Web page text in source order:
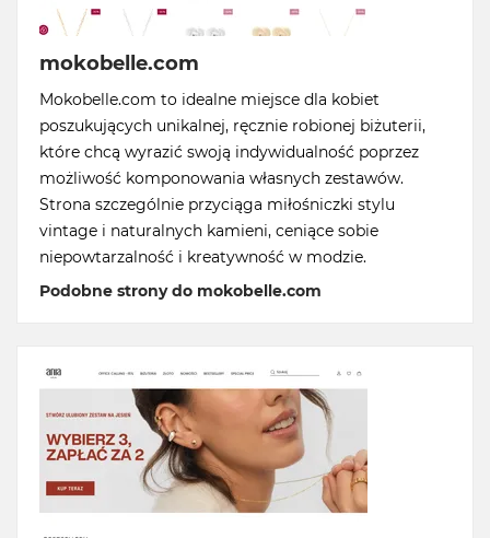
mokobelle.com
Mokobelle.com to idealne miejsce dla kobiet
poszukujących unikalnej, ręcznie robionej biżuterii,
które chcą wyrazić swoją indywidualność poprzez
możliwość komponowania własnych zestawów.
Strona szczególnie przyciąga miłośniczki stylu
vintage i naturalnych kamieni, ceniące sobie
niepowtarzalność i kreatywność w modzie.
Podobne strony do mokobelle.com